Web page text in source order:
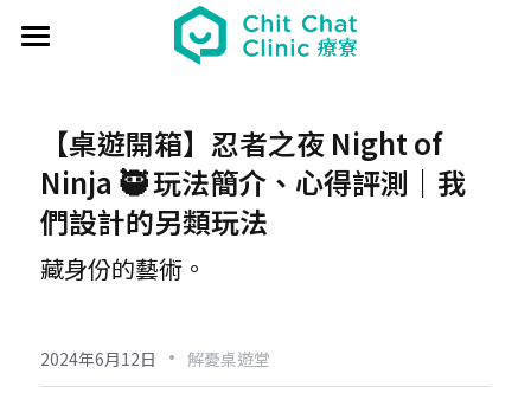
關於療寮 About
最新動態 Event
過往活動 Past
《真相追尋者》十字路口篇
展覽 Exhibition
新北輕騎行
場地租借 Venue
【桌遊開箱】忍者之夜 Night of
Ninja 🥷 玩法簡介、心得評測｜我
們設計的另類玩法
藏身份的藝術。
2024年6月12日 · 解憂桌遊堂